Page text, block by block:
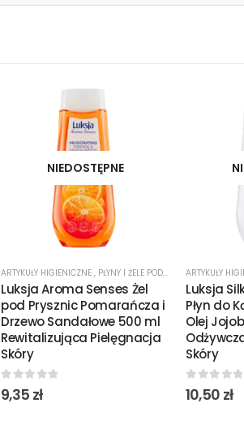
NIEDOSTĘPNE
ARTYKUŁY HIGIENICZNE , PŁYNY I ŻELE POD PRYSZNIC
Luksja Aroma Senses Żel
pod Prysznic Pomarańcza i
Drzewo Sandałowe 500 ml
Rewitalizująca Pielęgnacja
Skóry
0out of 5
9,35 zł
ARTYKUŁY
Luksja
Płyn do
Olej
Skóry
0out of 5
10,50 zł